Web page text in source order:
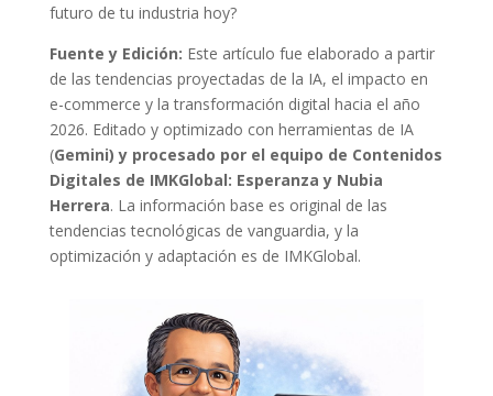
futuro de tu industria hoy?
Fuente y Edición: Este artículo fue elaborado a partir
de las tendencias proyectadas de la IA, el impacto en
e-commerce y la transformación digital hacia el año
2026. Editado y optimizado con herramientas de IA
(Gemini) y procesado por el equipo de Contenidos
Digitales de IMKGlobal: Esperanza y Nubia
Herrera. La información base es original de las
tendencias tecnológicas de vanguardia, y la
optimización y adaptación es de IMKGlobal.